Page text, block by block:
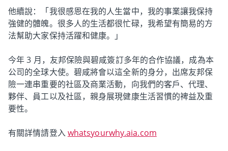
他續說：「我很感恩在我的人生當中，我的事業讓我保持
強健的體魄。很多人的生活都很忙碌，我希望有簡易的方
法幫助大家保持活躍和健康。」
今年 3 月，友邦保險與碧咸簽訂多年的合作協議，成為本
公司的全球大使。碧咸將會以這全新的身分，出席友邦保
險一連串重要的社區及商業活動，向我們的客戶、代理、
夥伴、員工以及社區，親身展現健康生活習慣的裨益及重
要性。
有關詳情請登入 whatsyourwhy.aia.com